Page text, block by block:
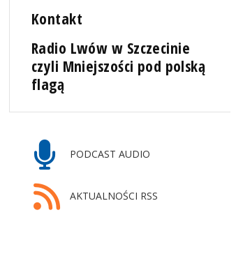
Kontakt
Radio Lwów w Szczecinie
czyli Mniejszości pod polską
flagą
PODCAST AUDIO
AKTUALNOŚCI RSS